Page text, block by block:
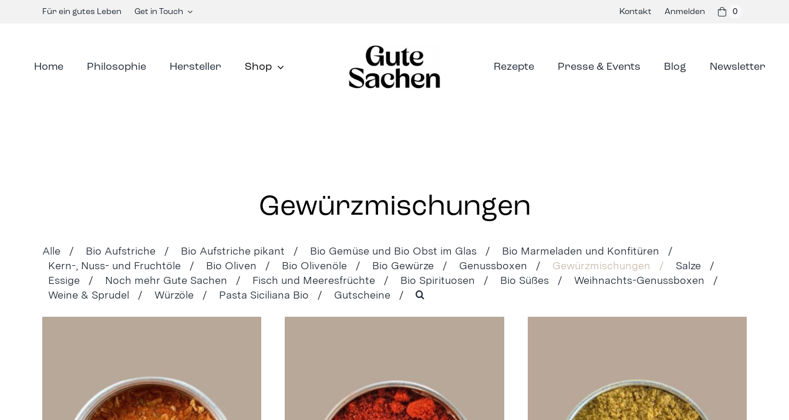
Für ein gutes Leben Get in Touch Kontakt Anmelden 0
Home Philosophie Hersteller Shop Rezepte Presse & Events Blog Newsletter
Gewürzmischungen
Alle / Bio Aufstriche / Bio Aufstriche pikant / Bio Gemüse und Bio Obst im Glas /
Bio Marmeladen und Konfitüren /
Kern-, Nuss- und Fruchtöle /
Bio Oliven / Bio Olivenöle / Bio Gewürze / Genussboxen / Gewürzmischungen /
Salze /
Essige /
Noch mehr Gute Sachen / Fisch und Meeresfrüchte / Bio Spirituosen / Bio Süßes /
Weihnachts-Genussboxen /
Weine & Sprudel /
Würzöle / Pasta Siciliana Bio / Gutscheine /